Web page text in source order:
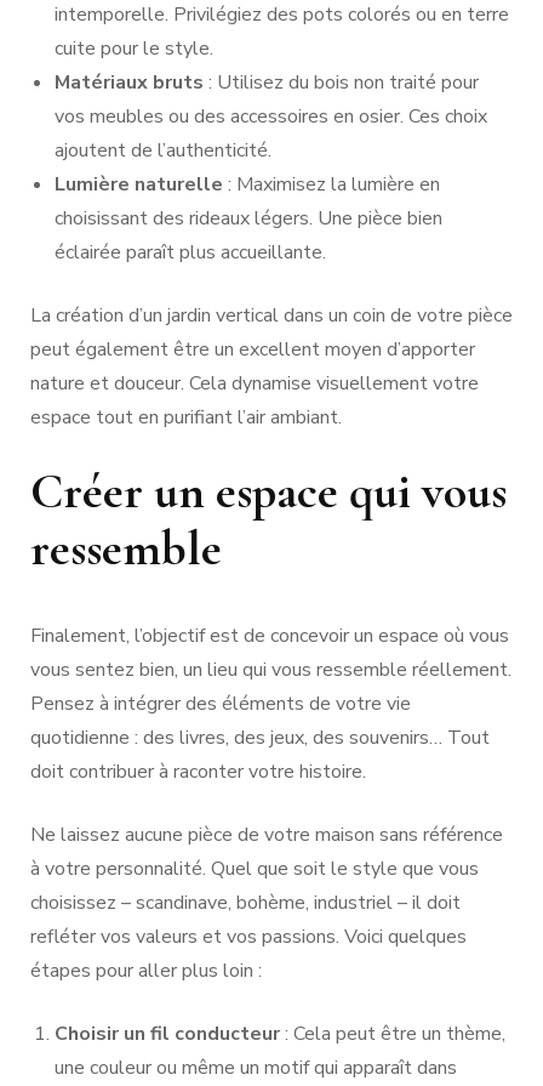
intemporelle. Privilégiez des pots colorés ou en terre
cuite pour le style.
Matériaux bruts : Utilisez du bois non traité pour
vos meubles ou des accessoires en osier. Ces choix
ajoutent de l’authenticité.
Lumière naturelle : Maximisez la lumière en
choisissant des rideaux légers. Une pièce bien
éclairée paraît plus accueillante.
La création d’un jardin vertical dans un coin de votre pièce
peut également être un excellent moyen d’apporter
nature et douceur. Cela dynamise visuellement votre
espace tout en purifiant l’air ambiant.
Créer un espace qui vous
ressemble
Finalement, l’objectif est de concevoir un espace où vous
vous sentez bien, un lieu qui vous ressemble réellement.
Pensez à intégrer des éléments de votre vie
quotidienne : des livres, des jeux, des souvenirs… Tout
doit contribuer à raconter votre histoire.
Ne laissez aucune pièce de votre maison sans référence
à votre personnalité. Quel que soit le style que vous
choisissez – scandinave, bohème, industriel – il doit
refléter vos valeurs et vos passions. Voici quelques
étapes pour aller plus loin :
Choisir un fil conducteur: Cela peut être un thème,
une couleur ou même un motif qui apparaît dans